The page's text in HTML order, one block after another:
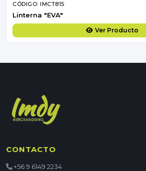
CÓDIGO: IMCT815
Linterna "EVA"
Ver Producto
CONTACTO
+56 9 6149 2234